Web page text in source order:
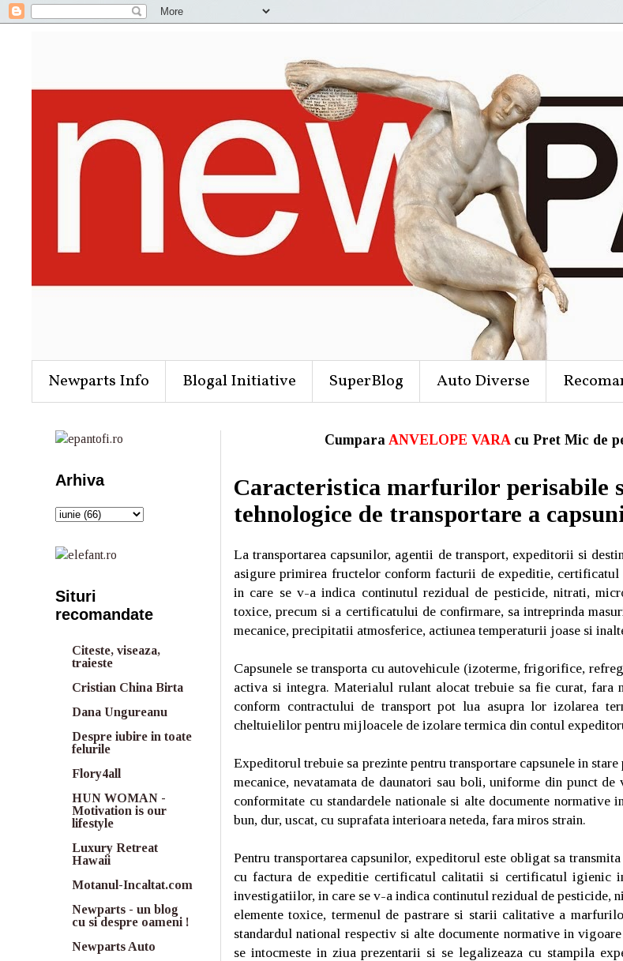
Newparts Info Blogal Initiative SuperBlog Auto Diverse
Cumpara ANVELOPE VARAcu Pret Mic de
Caracteristica marfurilor perisabile
tehnologice de transportare a
La transportarea capsunilor, agentii de transport, expeditorii si
asigure primirea fructelor conform facturii de expeditie,
in care se v-a indica continutul rezidual de pesticide, nitrati,
toxice, precum si a certificatului de confirmare, sa intreprinda
mecanice, precipitatii atmosferice, actiunea temperaturii joase si
Capsunele se transporta cu autovehicule (izoterme, frigorifice,
activa si integra. Materialul rulant alocat trebuie sa fie curat, fara
conform contractului de transport pot lua asupra lor izolarea
cheltuielilor pentru mijloacele de izolare termica din contul
Expeditorul trebuie sa prezinte pentru transportare capsunele in
mecanice, nevatamata de daunatori sau boli, uniforme din punct
conformitate cu standardele nationale si alte documente normative
bun, dur, uscat, cu suprafata interioara neteda, fara miros strain.
Pentru transportarea capsunilor, expeditorul este obligat sa
cu factura de expeditie certificatul calitatii si certificatul igienic
investigatiilor, in care se v-a indica continutul rezidual de pesticide,
elemente toxice, termenul de pastrare si starii calitative a
standardul national respectiv si alte documente normative in
se intocmeste in ziua prezentarii si se legalizeaza cu stampila
Arhiva
Situri
recomandate
Citeste, viseaza,
traieste
Cristian China Birta
Dana Ungureanu
Despre iubire in toate
felurile
Flory4all
HUN WOMAN -
Motivation is our
lifestyle
Luxury Retreat
Hawaii
Motanul-Incaltat.com
Newparts - un blog
cu si despre oameni !
Newparts Auto